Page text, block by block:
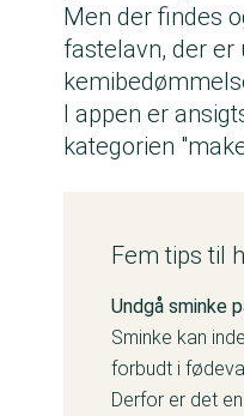
Men der findes
fastelavn, der er
I appen er
kategorien
Fem tips til
Undgå sminke
Sminke kan
forbudt i
Derfor er det